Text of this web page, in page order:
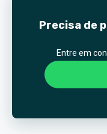
Precisa de
Entre em